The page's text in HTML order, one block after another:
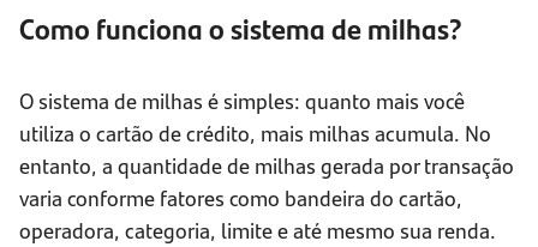
Como funciona o sistema de milhas?
O sistema de milhas é simples: quanto mais você
utiliza o cartão de crédito, mais milhas acumula. No
entanto, a quantidade de milhas gerada por transação
varia conforme fatores como bandeira do cartão,
operadora, categoria, limite e até mesmo sua renda.